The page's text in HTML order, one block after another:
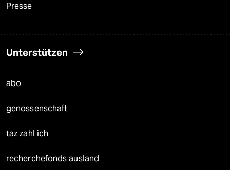
Presse
Unterstützen
abo
genossenschaft
taz zahl ich
recherchefonds ausland